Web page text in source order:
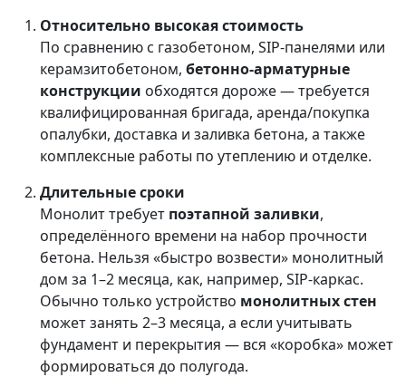
Относительно высокая стоимость
По сравнению с газобетоном, SIP-панелями или
керамзитобетоном, бетонно-арматурные
конструкции обходятся дороже — требуется
квалифицированная бригада, аренда/покупка
опалубки, доставка и заливка бетона, а также
комплексные работы по утеплению и отделке.
Длительные сроки
Монолит требует поэтапной заливки,
определённого времени на набор прочности
бетона. Нельзя «быстро возвести» монолитный
дом за 1–2 месяца, как, например, SIP-каркас.
Обычно только устройство монолитных стен
может занять 2–3 месяца, а если учитывать
фундамент и перекрытия — вся «коробка» может
формироваться до полугода.